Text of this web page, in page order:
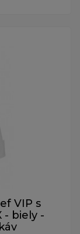
VIP s
- biely -